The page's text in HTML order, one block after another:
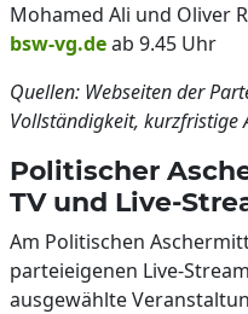
Mohamed Ali und Oliver
bsw-vg.deab 9.45 Uhr
Quellen: Webseiten der
Vollständigkeit, kurzfristige
Politischer
TV und Live-
Am Politischen
parteieigenen Live-
ausgewählte